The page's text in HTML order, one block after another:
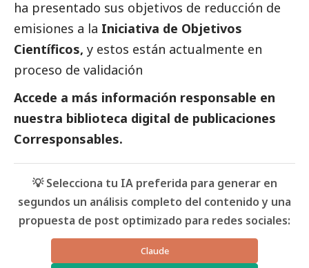
ha presentado sus objetivos de reducción de
emisiones a la Iniciativa de Objetivos
Científicos, y estos están actualmente en
proceso de validación
Accede a más información responsable en
nuestra biblioteca digital de publicaciones
Corresponsables.
💡 Selecciona tu IA preferida para generar en
segundos un análisis completo del contenido y una
propuesta de post optimizado para redes sociales:
Claude